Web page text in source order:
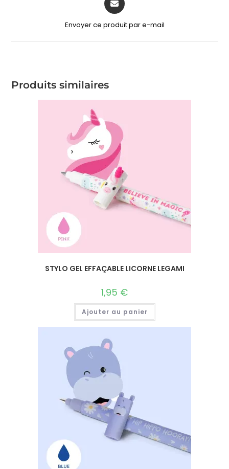
Envoyer ce produit par e-mail
Produits similaires
STYLO GEL EFFAÇABLE LICORNE LEGAMI
1,95 €
Ajouter au panier